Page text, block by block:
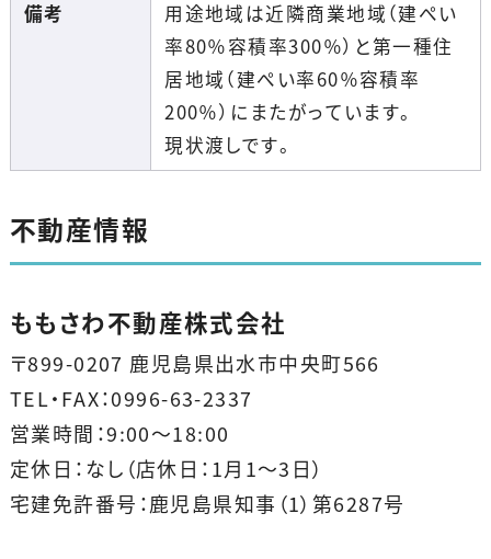
備考
用途地域は近隣商業地域（建ぺい
率80％容積率300％）と第一種住
居地域（建ぺい率60％容積率
200％）にまたがっています。
現状渡しです。
不動産情報
ももさわ不動産株式会社
〒899-0207 鹿児島県出水市中央町566
TEL・FAX：0996-63-2337
営業時間：9:00～18:00
定休日：なし（店休日：1月1〜3日）
宅建免許番号：鹿児島県知事（1）第6287号